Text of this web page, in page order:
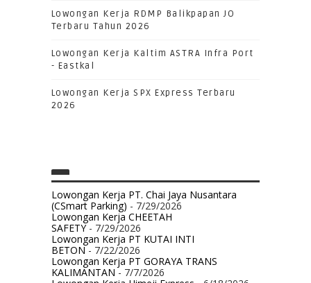
Lowongan Kerja RDMP Balikpapan JO
Terbaru Tahun 2026
Lowongan Kerja Kaltim ASTRA Infra Port
- Eastkal
Lowongan Kerja SPX Express Terbaru
2026
Lowongan Kerja PT. Chai Jaya Nusantara
(CSmart Parking) - 7/29/2026
Lowongan Kerja CHEETAH
SAFETY- 7/29/2026
Lowongan Kerja PT KUTAI INTI
BETON- 7/22/2026
Lowongan Kerja PT GORAYA TRANS
KALIMANTAN- 7/7/2026